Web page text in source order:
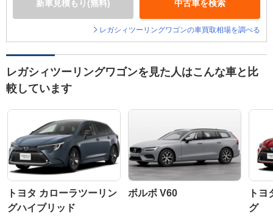
新車見積もり(無料) 中古車を検索
レガシィツーリングワゴンの車買取相場を調べる
レガシィツーリングワゴンを見た人はこんな車と比
較しています
トヨタ カローラツーリン
グハイブリッド
ボルボ V60
ト
グ